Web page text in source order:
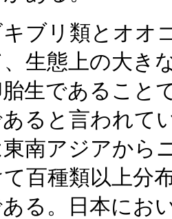
ブリ類とオオ
生態上の大き
生であること
ると言われて
南アジアから
百種類以上分
る。日本にお